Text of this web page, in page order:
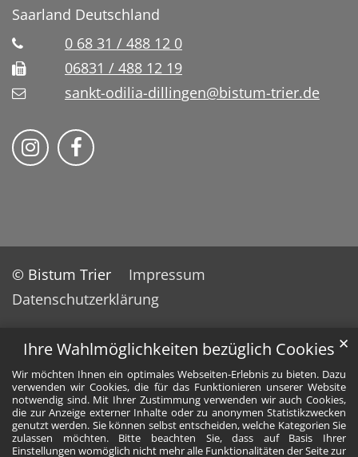
Ihre Wahlmöglichkeiten bezüglich Cookies
Wir möchten Ihnen ein optimales Webseiten-Erlebnis zu bieten. Dazu
verwenden wir Cookies, die für das Funktionieren unserer Website
notwendig sind. Mit Ihrer Zustimmung verwenden wir auch Cookies,
die zur Anzeige externer Inhalte oder zu anonymen Statistikzwecken
genutzt werden. Sie können selbst entscheiden, welche Kategorien Sie
zulassen möchten. Bitte beachten Sie, dass auf Basis Ihrer
Einstellungen womöglich nicht mehr alle Funktionalitäten der Seite zur
✕
Saarland Deutschland
0 68 31 / 488 12 0
06831 / 488 12 19
sankt-odilia-dillingen@bistum-trier.de
Bistum Trier auf Instragram
Bistum Trier auf Facebook
© Bistum Trier
Impressum
Datenschutzerklärung